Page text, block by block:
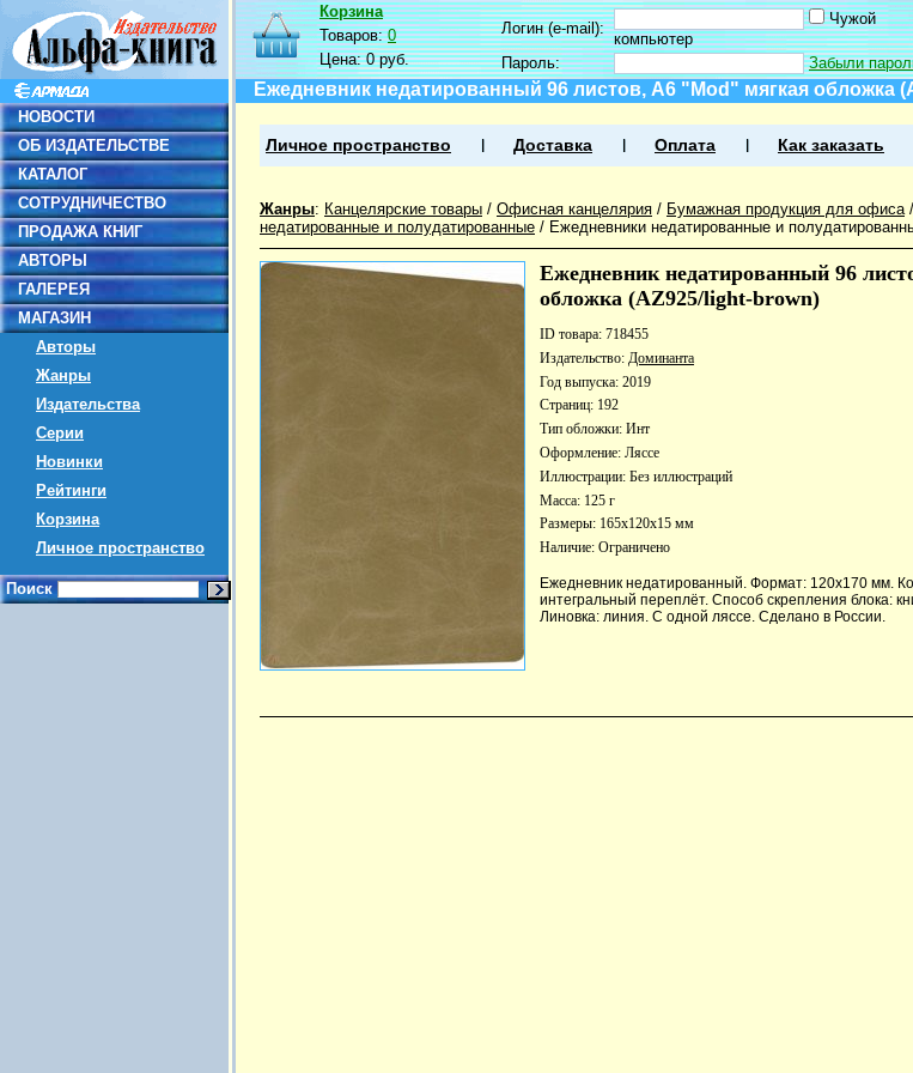
НОВОСТИ
ОБ ИЗДАТЕЛЬСТВЕ
КАТАЛОГ
СОТРУДНИЧЕСТВО
ПРОДАЖА КНИГ
АВТОРЫ
ГАЛЕРЕЯ
МАГАЗИН
Авторы
Жанры
Издательства
Серии
Новинки
Рейтинги
Корзина
Личное пространство
Поиск
Корзина
Товаров:0
Цена:0 руб.
Логин (e-mail):
Чужой
компьютер
Пароль:
Забыли
Ежедневник недатированный 96 листов, А6 "Mod" мягкая обложка
Личное пространство Доставка Оплата Как заказать
Жанры: Канцелярские товары / Офисная канцелярия / Бумажная продукция для офиса/
недатированные и полудатированные / Ежедневники недатированные и
Ежедневник недатированный 96
обложка (AZ925/light-brown)
ID товара: 718455
Издательство: Доминанта
Год выпуска: 2019
Страниц: 192
Тип обложки: Инт
Оформление: Ляссе
Иллюстрации: Без иллюстраций
Масса: 125 г
Размеры: 165x120x15 мм
Наличие: Ограничено
Ежедневник недатированный. Формат: 120х170 мм.
интегральный переплёт. Способ скрепления блока:
Линовка: линия. С одной ляссе. Сделано в России.